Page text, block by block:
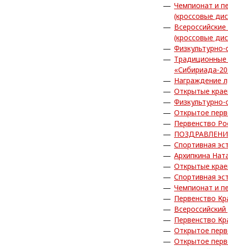
Чемпионат и
(кроссовые
(кроссовые
«Сибириада-
Награждение
Открытые
Открытое
Первенство
Спортивная
Архипкина
Открытые
Спортивная
Чемпионат и
Первенство
Первенство
Открытое
Открытое